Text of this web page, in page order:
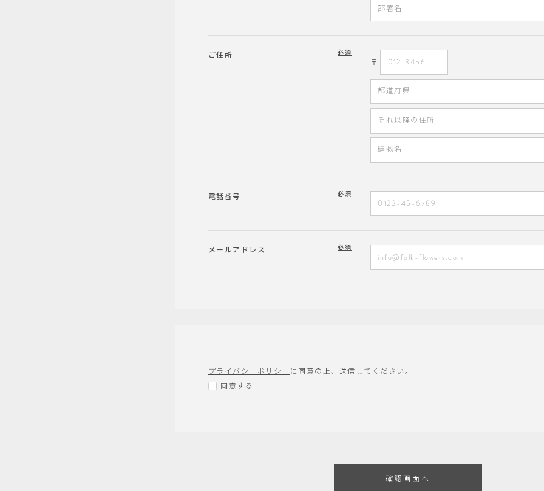
ご住所 必須
〒
電話番号 必須
メールアドレス 必須
プライバシーポリシー に同意の上、送信してください。
同意する